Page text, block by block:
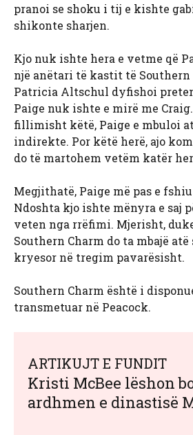
pranoi se shoku i tij e kishte
shikonte sharjen.
Kjo nuk ishte hera e vetme që
një anëtari të kastit të Southern
Patricia Altschul dyfishoi
Paige nuk ishte e mirë me
fillimisht këtë, Paige e mbuloi
indirekte. Por këtë herë, ajo
do të martohem vetëm katër
Megjithatë, Paige më pas e
Ndoshta kjo ishte mënyra e saj
veten nga rrëfimi. Mjerisht,
Southern Charm do ta mbajë atë
kryesor në tregim pavarësisht.
Southern Charm është i
transmetuar në Peacock.
ARTIKUJT E FUNDIT
Kristi McBee lëshon
ardhmen e dinastisë